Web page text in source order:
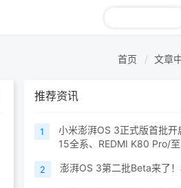
首页 文章
推荐资讯
1
小米澎湃OS 3正式版首批开
15全系、REDMI K80 Pro/
2 澎湃OS 3第二批Beta来了